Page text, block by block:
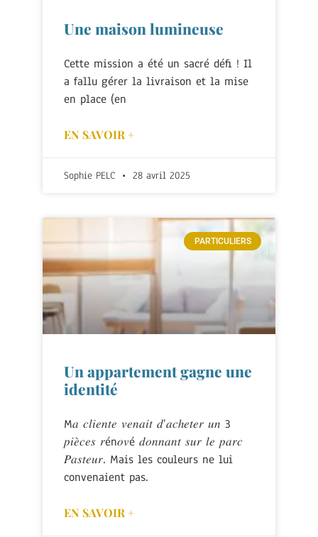
Une maison lumineuse
Cette mission a été un sacré défi ! Il
a fallu gérer la livraison et la mise
en place (en
EN SAVOIR +
Sophie PELC 28 avril 2025
PARTICULIERS
Un appartement gagne une
identité
M𝑎 𝑐𝑙𝑖𝑒𝑛𝑡𝑒 𝑣𝑒𝑛𝑎𝑖𝑡 𝑑’𝑎𝑐ℎ𝑒𝑡𝑒𝑟 𝑢𝑛 3
𝑝𝑖𝑒̀𝑐𝑒𝑠 𝑟én𝑜𝑣é 𝑑𝑜𝑛𝑛𝑎𝑛𝑡 𝑠𝑢𝑟 𝑙𝑒 𝑝𝑎𝑟𝑐
𝑃𝑎𝑠𝑡𝑒𝑢𝑟. Mais les couleurs ne lui
convenaient pas.
EN SAVOIR +